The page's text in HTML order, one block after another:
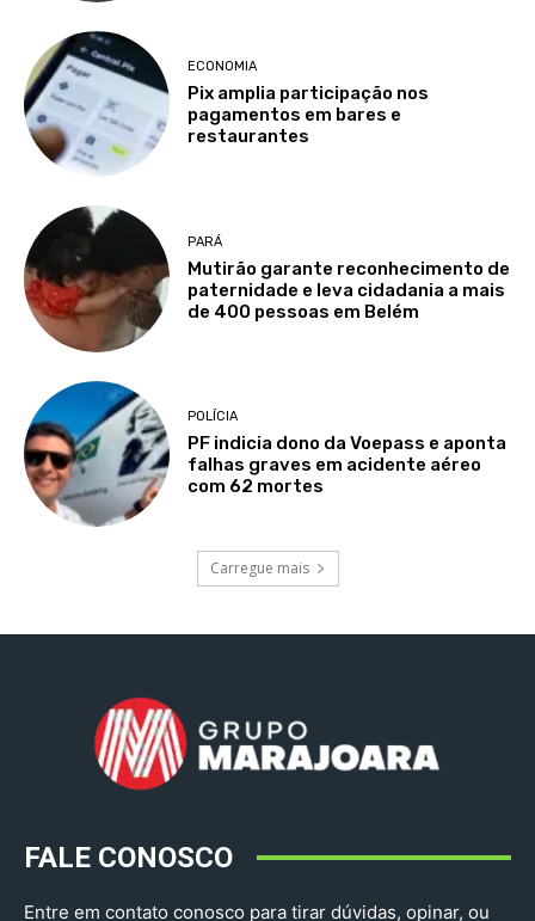
ECONOMIA
Pix amplia participação nos
pagamentos em bares e
restaurantes
PARÁ
Mutirão garante reconhecimento de
paternidade e leva cidadania a mais
de 400 pessoas em Belém
POLÍCIA
PF indicia dono da Voepass e aponta
falhas graves em acidente aéreo
com 62 mortes
Carregue mais
FALE CONOSCO
Entre em contato conosco para tirar dúvidas, opinar, ou